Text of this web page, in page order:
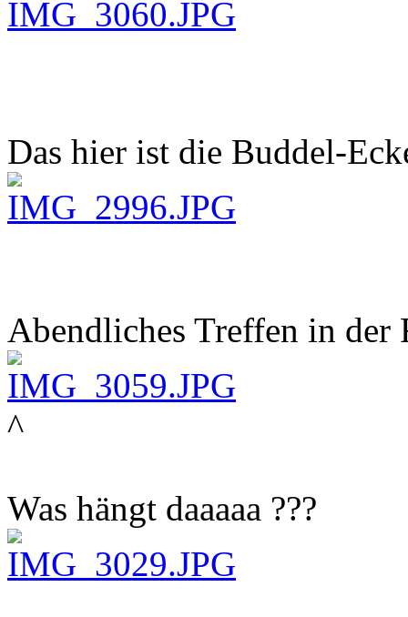
Das hier ist die Buddel-
Abendliches Treffen in der
^
Was hängt daaaaa ???